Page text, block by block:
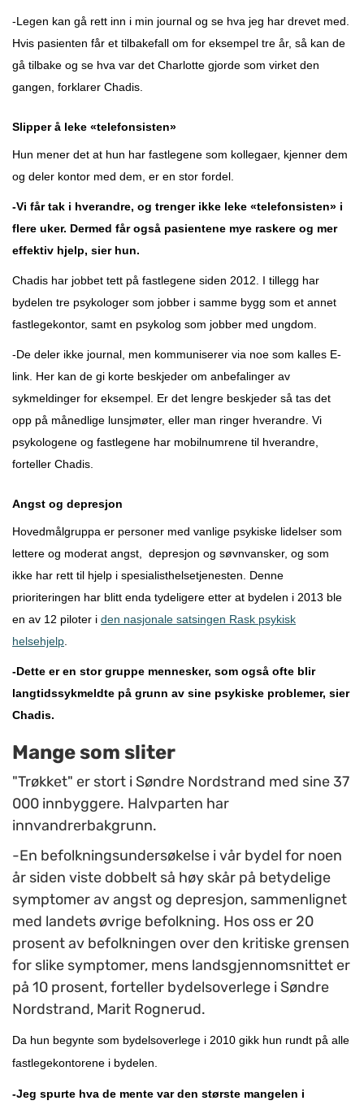
-Legen kan gå rett inn i min journal og se hva jeg har drevet med.
Hvis pasienten får et tilbakefall om for eksempel tre år, så kan de
gå tilbake og se hva var det Charlotte gjorde som virket den
gangen, forklarer Chadis.
Slipper å leke «telefonsisten»
Hun mener det at hun har fastlegene som kollegaer, kjenner dem
og deler kontor med dem, er en stor fordel.
-Vi får tak i hverandre, og trenger ikke leke «telefonsisten» i
flere uker. Dermed får også pasientene mye raskere og mer
effektiv hjelp, sier hun.
Chadis har jobbet tett på fastlegene siden 2012. I tillegg har
bydelen tre psykologer som jobber i samme bygg som et annet
fastlegekontor, samt en psykolog som jobber med ungdom.
-De deler ikke journal, men kommuniserer via noe som kalles E-
link. Her kan de gi korte beskjeder om anbefalinger av
sykmeldinger for eksempel. Er det lengre beskjeder så tas det
opp på månedlige lunsjmøter, eller man ringer hverandre. Vi
psykologene og fastlegene har mobilnumrene til hverandre,
forteller Chadis.
Angst og depresjon
Hovedmålgruppa er personer med vanlige psykiske lidelser som
lettere og moderat angst, depresjon og søvnvansker, og som
ikke har rett til hjelp i spesialisthelsetjenesten. Denne
prioriteringen har blitt enda tydeligere etter at bydelen i 2013 ble
en av 12 piloter i den nasjonale satsingen Rask psykisk
helsehjelp
-Dette er en stor gruppe mennesker, som også ofte blir
langtidssykmeldte på grunn av sine psykiske problemer, sier
Chadis.
Mange som sliter
"Trøkket" er stort i Søndre Nordstrand med sine 37
000 innbyggere. Halvparten har
innvandrerbakgrunn.
-En befolkningsundersøkelse i vår bydel for noen
år siden viste dobbelt så høy skår på betydelige
symptomer av angst og depresjon, sammenlignet
med landets øvrige befolkning. Hos oss er 20
prosent av befolkningen over den kritiske grensen
for slike symptomer, mens landsgjennomsnittet er
på 10 prosent, forteller bydelsoverlege i Søndre
Nordstrand, Marit Rognerud.
Da hun begynte som bydelsoverlege i 2010 gikk hun rundt på alle
fastlegekontorene i bydelen.
-Jeg spurte hva de mente var den største mangelen i